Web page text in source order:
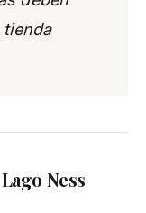
tienda
Ness